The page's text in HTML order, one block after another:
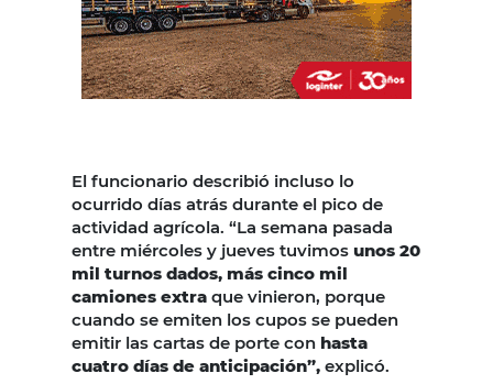
El funcionario describió incluso lo
ocurrido días atrás durante el pico de
actividad agrícola. “La semana pasada
entre miércoles y jueves tuvimos unos 20
mil turnos dados, más cinco mil
camiones extra que vinieron, porque
cuando se emiten los cupos se pueden
emitir las cartas de porte con hasta
cuatro días de anticipación”, explicó.